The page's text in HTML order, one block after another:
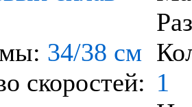
34/38 см
скоростей: 1